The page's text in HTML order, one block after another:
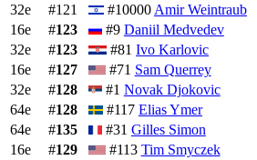
32e #121 #10000 Amir Weintraub
16e #123 #9 Daniil Medvedev
32e #123 #81 Ivo Karlovic
16e #127 #71 Sam Querrey
32e #128 #1 Novak Djokovic
64e #128 #117 Elias Ymer
64e #135 #31 Gilles Simon
16e #129 #113 Tim Smyczek